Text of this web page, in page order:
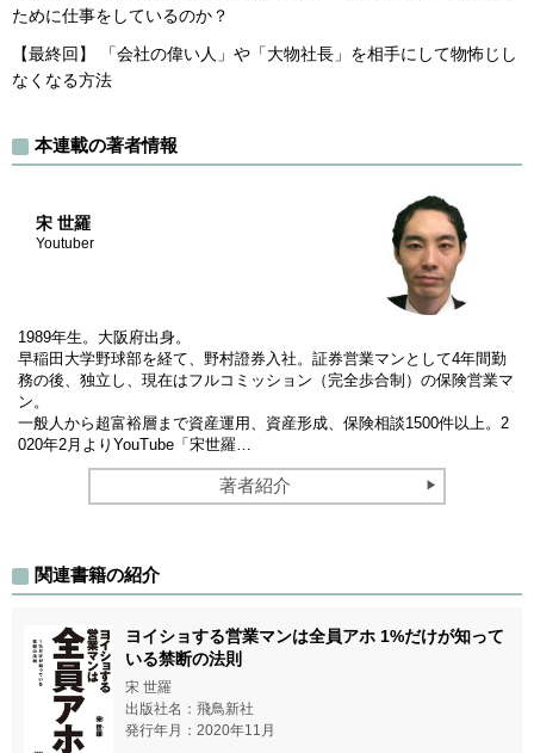
ために仕事をしているのか？
【最終回】 「会社の偉い人」や「大物社長」を相手にして物怖じし
なくなる方法
本連載の著者情報
宋 世羅
Youtuber
1989年生。大阪府出身。
早稲田大学野球部を経て、野村證券入社。証券営業マンとして4年間勤
務の後、独立し、現在はフルコミッション（完全歩合制）の保険営業マ
ン。
一般人から超富裕層まで資産運用、資産形成、保険相談1500件以上。2
020年2月よりYouTube「宋世羅…
著者紹介
関連書籍の紹介
ヨイショする営業マンは全員アホ 1%だけが知って
いる禁断の法則
宋 世羅
出版社名：飛鳥新社
発行年月：2020年11月